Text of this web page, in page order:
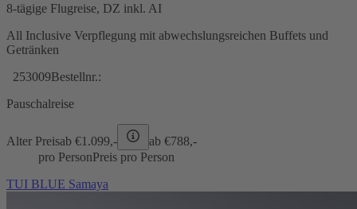
8-tägige Flugreise, DZ inkl. AI
All Inclusive Verpflegung mit abwechslungsreichen Buffets und
Getränken
253009Bestellnr.:
Pauschalreise
Alter Preisab €1.099,- ab €788,-
pro PersonPreis pro Person
TUI BLUE Samaya